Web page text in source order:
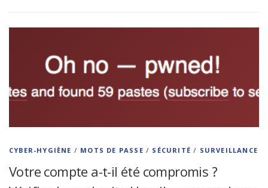
CYBER-HYGIÈNE / MOTS DE PASSE / SÉCURITÉ / SURVEILLANCE
Votre compte a-t-il été compromis ?